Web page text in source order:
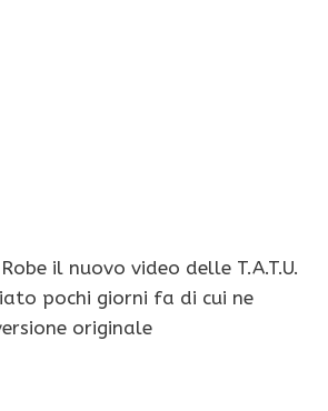
il nuovo video delle T.A.T.U.
pochi giorni fa di cui ne
originale